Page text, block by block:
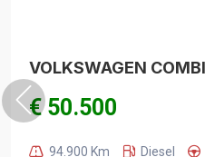
€ 50.500
94.900 Km Diesel